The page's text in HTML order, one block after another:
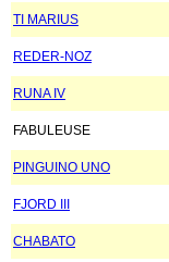
TI MARIUS
REDER-NOZ
RUNA IV
FABULEUSE
PINGUINO UNO
FJORD III
CHABATO